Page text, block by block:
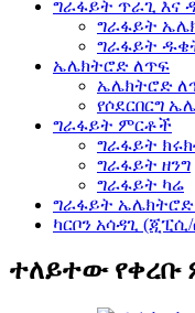
ግራፋይት ጥራጊ እና
ግራፋይት
ግራፋይት
ኤሌክትሮድ ለጥፍ
ኤሌክትሮድ
የሶደርበርግ
ግራፋይት ምርቶች
ግራፋይት
ግራፋይት ዘንግ
ግራፋይት ካሬ
ግራፋይት
ካርቦን አሳዳጊ
ተለይተው የቀረቡ